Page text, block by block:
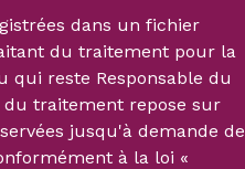
dans un fichier
du traitement pour la
qui reste Responsable du
du traitement repose sur
jusqu'à demande de
à la loi «